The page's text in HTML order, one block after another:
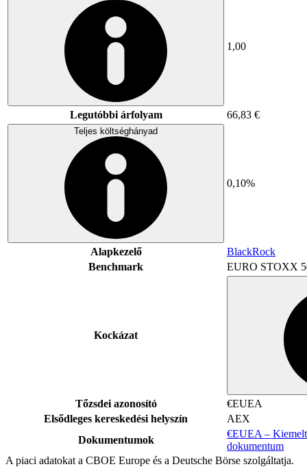
1,00
Legutóbbi árfolyam 66,83 €
Teljes költséghányad
0,10%
Alapkezelő
BlackRock
Benchmark
EURO STOXX
Kockázat
Tőzsdei azonosító
€EUEA
Elsődleges kereskedési helyszín
AEX
Dokumentumok
€EUEA –
dokumentum
A piaci adatokat a CBOE Europe és a Deutsche Börse szolgáltatja.